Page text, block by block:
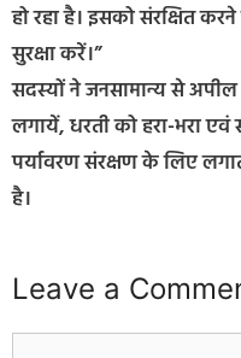
हो रहा है। इसको संरक्षित
सुरक्षा करें।”
सदस्यों ने जनसामान्य से
लगायें, धरती को हरा-भरा एवं
पर्यावरण संरक्षण के लिए
है।
Leave a